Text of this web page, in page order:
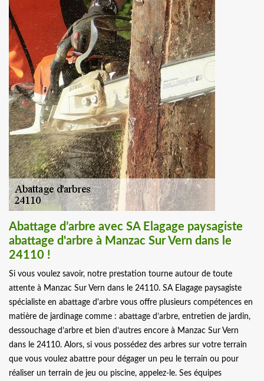
Abattage d’arbre avec SA Elagage paysagiste
abattage d'arbre à Manzac Sur Vern dans le
24110 !
Si vous voulez savoir, notre prestation tourne autour de toute
attente à Manzac Sur Vern dans le 24110. SA Elagage paysagiste
spécialiste en abattage d'arbre vous offre plusieurs compétences en
matière de jardinage comme : abattage d’arbre, entretien de jardin,
dessouchage d’arbre et bien d’autres encore à Manzac Sur Vern
dans le 24110. Alors, si vous possédez des arbres sur votre terrain
que vous voulez abattre pour dégager un peu le terrain ou pour
réaliser un terrain de jeu ou piscine, appelez-le. Ses équipes